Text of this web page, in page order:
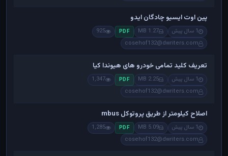
پین اوت ایسیو چادگان ایدو
1 سال پیش 1.27 MB
PDF
925
cosehof132@dwriters.com
تعریف کلید تمامی خودرو های هیوندا کیا
1 سال پیش 2.25 MB
PDF
1,347
cosehof132@dwriters.com
اصلاح کیلومتر از طریق پروتوکل mbus
1 سال پیش 5.09 MB
PDF
1,285
cosehof132@dwriters.com